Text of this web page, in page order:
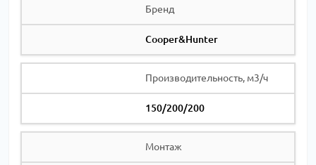
Бренд
Cooper&Hunter
Производительность, м3/ч
150/200/200
Монтаж